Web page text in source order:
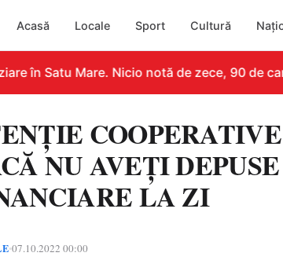
Acasă Locale Sport Cultură
în Satu Mare. Nicio notă de zece, 90 de
NU AVEȚI
LA ZI
•07.10.2022 00:00